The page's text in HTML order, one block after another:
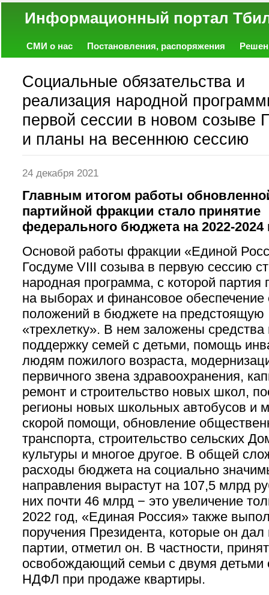
Информационный
СМИ о нас Постановления, распоряжения
Социальные обязательства и
реализация народной
первой сессии в новом созыве
и планы на весеннюю сессию
24 декабря 2021
Главным итогом работы
партийной фракции стало принятие
федерального бюджета на 2022-2024
Основой работы фракции «Единой
Госдуме VIII созыва в первую сессию
народная программа, с которой партия
на выборах и финансовое обеспечение
положений в бюджете на предстоящую
«трехлетку». В нем заложены средства
поддержку семей с детьми, помощь
людям пожилого возраста,
первичного звена здравоохранения,
ремонт и строительство новых школ,
регионы новых школьных автобусов и
скорой помощи, обновление
транспорта, строительство сельских
культуры и многое другое. В общей
расходы бюджета на социально
направления вырастут на 107,5 млрд
них почти 46 млрд − это увеличение
2022 год, «Единая Россия» также
поручения Президента, которые он
партии, отметил он. В частности,
освобождающий семьи с двумя детьми
НДФЛ при продаже квартиры.